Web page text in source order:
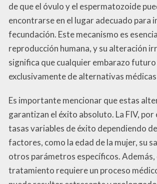
de que el óvulo y el espermatozoide
encontrarse en el lugar adecuado para
fecundación. Este mecanismo es
reproducción humana, y su alteración
significa que cualquier embarazo
exclusivamente de alternativas
Es importante mencionar que estas
garantizan el éxito absoluto. La FIV,
tasas variables de éxito dependiendo
factores, como la edad de la mujer, su
otros parámetros específicos. Además,
tratamiento requiere un proceso